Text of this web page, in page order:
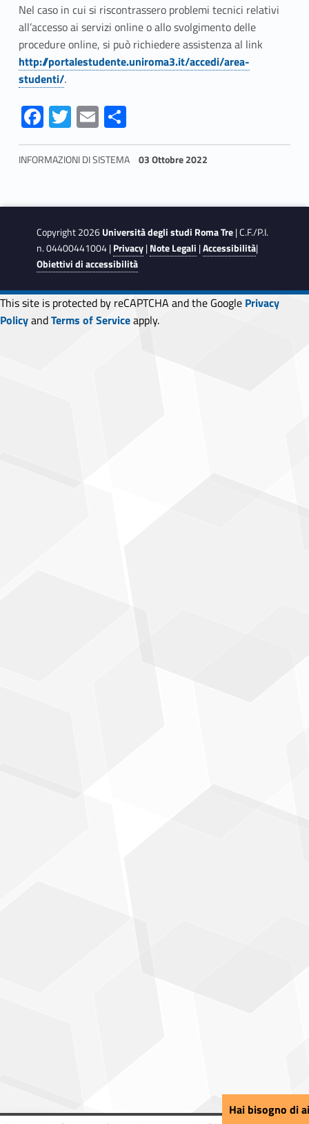
Nel caso in cui si riscontrassero problemi tecnici relativi
all’accesso ai servizi online o allo svolgimento delle
procedure online, si può richiedere assistenza al link
http://portalestudente.uniroma3.it/accedi/area-
studenti/.
Fa
ce
b
o
k
T
w
itt
E
m
ai
S
h
ar
INFORMAZIONI DI SISTEMA 03 Ottobre 2022
Copyright 2026Università degli studi Roma Tre| C.F./P.I.
n. 04400441004 |Privacy|Note Legali |Accessibilità|
Obiettivi di accessibilità
Hai bisogno di
This site is protected by reCAPTCHA and the Google Privacy
PolicyandTerms of Serviceapply.